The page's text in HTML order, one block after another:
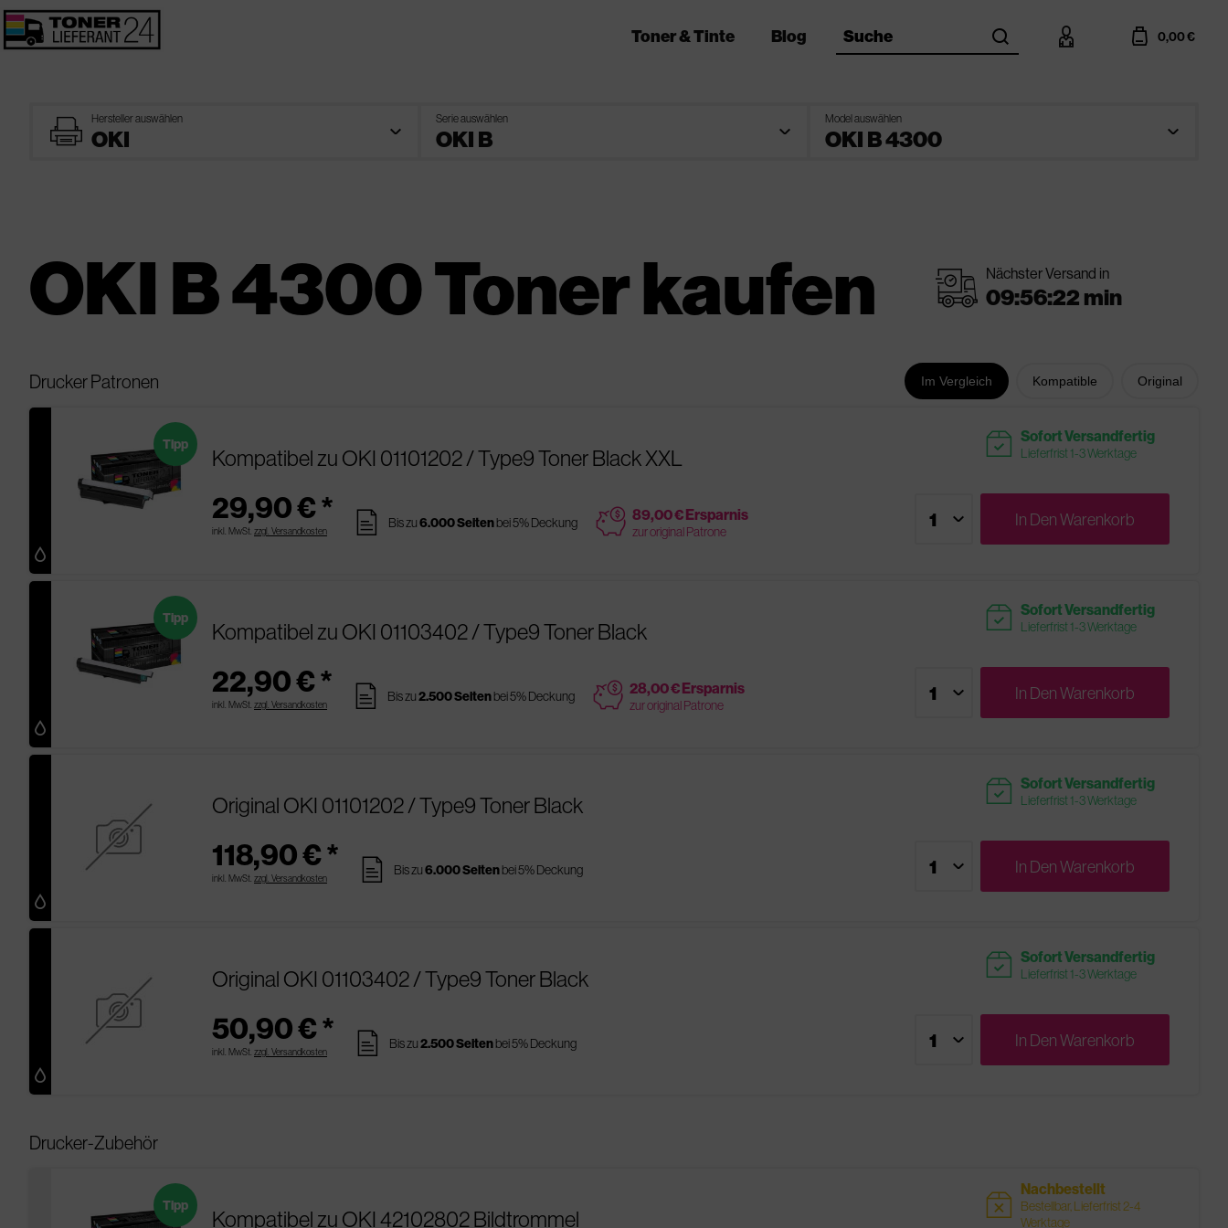
Toner & Tinte Blog Suche search account cart 0,00 €
printer Hersteller auswählen Serie auswählen Model auswählen
OKI B 4300 Toner kaufen shipping Nächster Versand in
Im Vergleich Kompatible Original
Drucker Patronen
Kompatibel zu OKI 01101202 / Type9 Toner Black XXL
29,90 € *
inkl. MwSt. zzgl. Versandkosten
Tipp
pages Bis zu6.000 Seitenbei 5% Deckung price 89,00 € Ersparnis
zur original Patrone
readytoship Sofort Versandfertig
Lieferfrist 1-3 Werktage
In DenWarenkorb
Kompatibel zu OKI 01103402 / Type9 Toner Black
22,90 € *
inkl. MwSt. zzgl. Versandkosten
Tipp
pages Bis zu2.500 Seitenbei 5% Deckung price 28,00 € Ersparnis
zur original Patrone
readytoship Sofort Versandfertig
Lieferfrist 1-3 Werktage
In DenWarenkorb
Original OKI 01101202 / Type9 Toner Black
118,90 € *
inkl. MwSt. zzgl. Versandkosten pages Bis zu6.000 Seitenbei 5% Deckung
readytoship Sofort Versandfertig
Lieferfrist 1-3 Werktage
In DenWarenkorb
Original OKI 01103402 / Type9 Toner Black
50,90 € *
inkl. MwSt. zzgl. Versandkosten pages Bis zu2.500 Seitenbei 5% Deckung
readytoship Sofort Versandfertig
Lieferfrist 1-3 Werktage
In DenWarenkorb
Drucker-Zubehör
Kompatibel zu OKI 42102802 Bildtrommel
Tipp sold Nachbestellt
Bestellbar, Lieferfrist 2-4
Werktage